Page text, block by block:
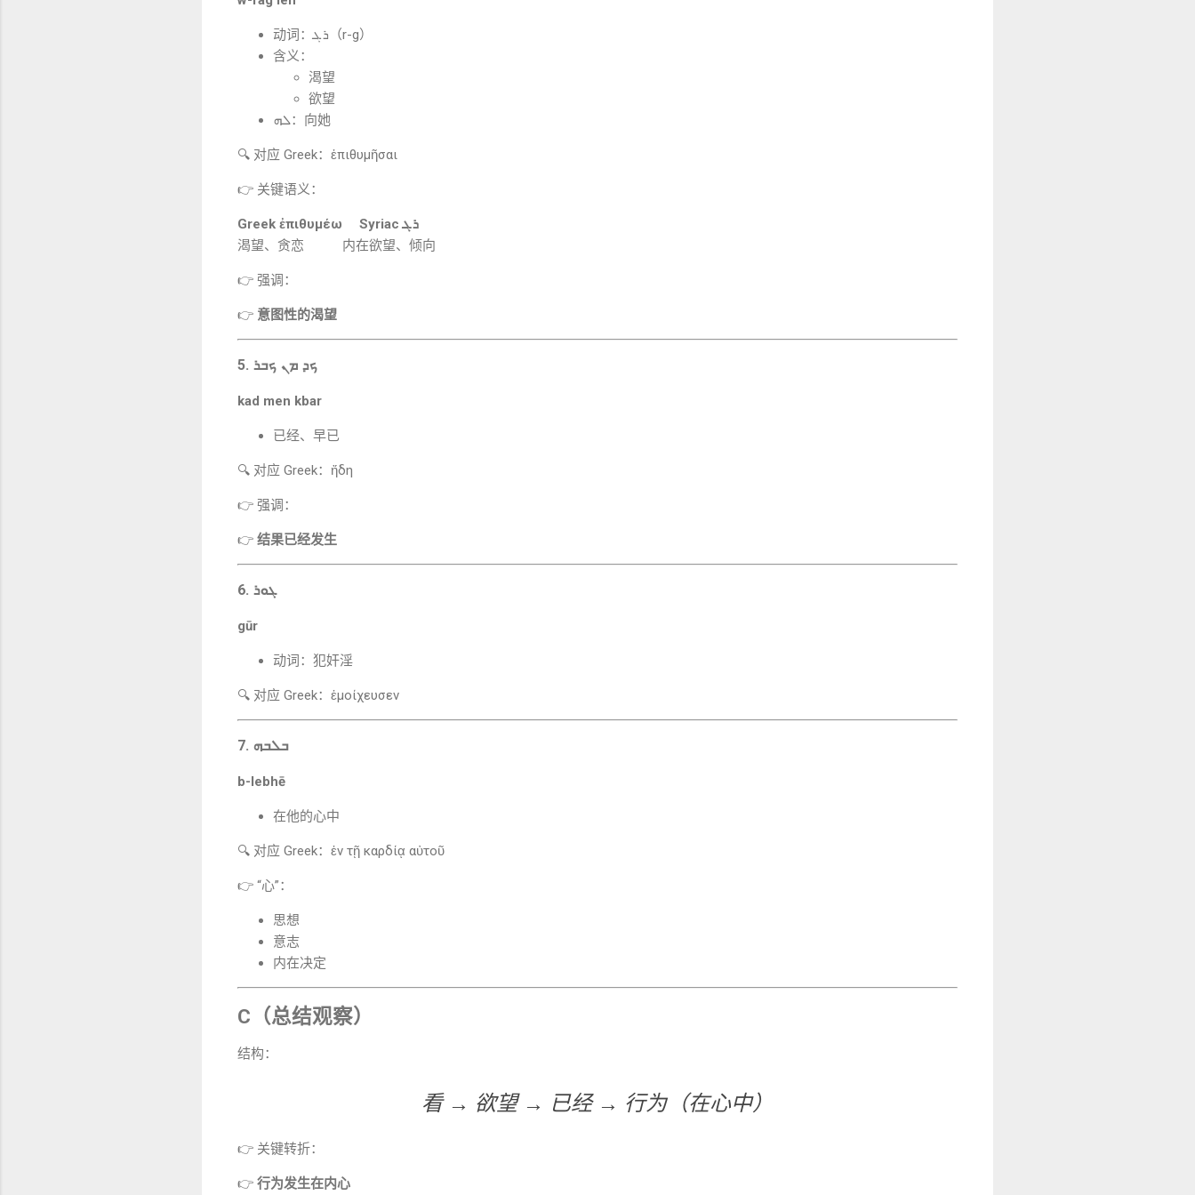
动词：ܪܓ（r-g）
含义：
渴望
欲望
ܠܗ：向她
🔍 对应 Greek：ἐπιθυμῆσαι
👉 关键语义：
Greek ἐπιθυμέω
Syriac ܪܓ
渴望、贪恋
内在欲望、倾向
👉 强调：
👉 意图性的渴望
5. ܟܕ ܡܢ ܟܒܪ
kad men kbar
已经、早已
🔍 对应 Greek：ἤδη
👉 强调：
👉 结果已经发生
6. ܓܘܪ
gūr
动词：犯奸淫
🔍 对应 Greek：ἐμοίχευσεν
7. ܒܠܒܗ
b-lebhē
在他的心中
🔍 对应 Greek：ἐν τῇ καρδίᾳ αὐτοῦ
👉 “心”：
思想
意志
内在决定
C（总结观察）
结构：
看 → 欲望 → 已经 → 行为（在心中）
👉 关键转折：
👉 行为发生在内心